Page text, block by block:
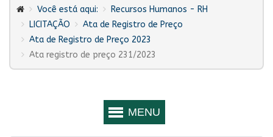
Você está aqui:
Recursos Humanos - RH
LICITAÇÃO
Ata de Registro de Preço
Ata de Registro de Preço 2023
Ata registro de preço 231/2023